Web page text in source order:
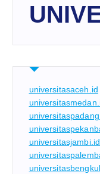
universitasaceh.id
universitasjambi.id